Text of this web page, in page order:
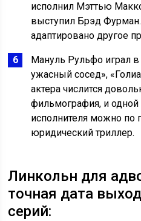
исполнил Мэттью
выступил Брэд
адаптировано другое
Мануль Рульфо играл в
ужасный сосед»,
актера числится
фильмография, и одной
исполнителя можно по
юридический триллер.
Линкольн для
точная дата
серий: